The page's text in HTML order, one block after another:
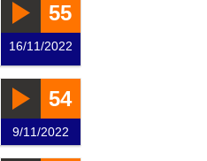
55
16/11/2022
54
9/11/2022